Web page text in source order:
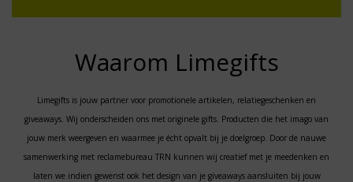
Waarom Limegifts
Limegifts is jouw partner voor promotionele artikelen, relatiegeschenken en
giveaways. Wij onderscheiden ons met originele gifts. Producten die het imago van
jouw merk weergeven en waarmee je écht opvalt bij je doelgroep. Door de nauwe
samenwerking met reclamebureau TRN kunnen wij creatief met je meedenken en
laten we indien gewenst ook het design van je giveaways aansluiten bij jouw